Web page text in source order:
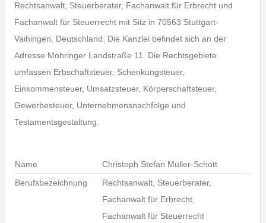
Rechtsanwalt, Steuerberater, Fachanwalt für Erbrecht und
Fachanwalt für Steuerrecht mit Sitz in 70563 Stuttgart-
Vaihingen, Deutschland. Die Kanzlei befindet sich an der
Adresse Möhringer Landstraße 11. Die Rechtsgebiete
umfassen Erbschaftsteuer, Schenkungsteuer,
Einkommensteuer, Umsatzsteuer, Körperschaftsteuer,
Gewerbesteuer, Unternehmensnachfolge und
Testamentsgestaltung.
Name
Christoph Stefan Müller-Schott
Berufsbezeichnung
Rechtsanwalt, Steuerberater,
Fachanwalt für Erbrecht,
Fachanwalt für Steuerrecht